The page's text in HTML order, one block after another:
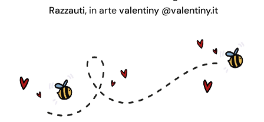
Razzauti, in artevalentiny @valentiny.it